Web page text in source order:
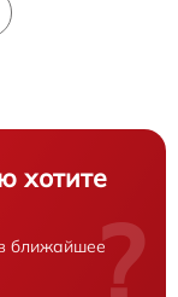
хотите
ближайшее?